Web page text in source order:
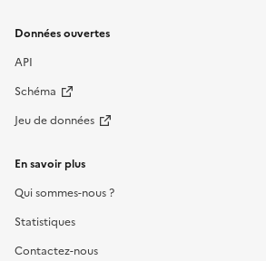
Données ouvertes
API
Schéma
Jeu de données
En savoir plus
Qui sommes-nous ?
Statistiques
Contactez-nous